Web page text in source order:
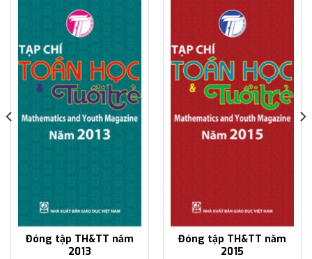
Đóng tập TH&TT năm
2013
Đóng tập TH&TT năm
2015